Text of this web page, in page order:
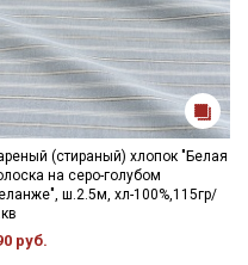
(стираный) хлопок "Белая
на серо-голубом
ш.2.5м, хл-100%,115гр/
руб.